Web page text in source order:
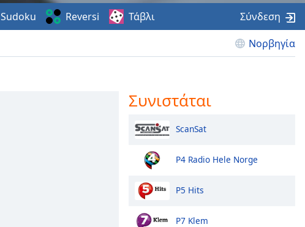
Νορβηγία
Sudoku Reversi Τάβλι Σύνδεση
Συνιστάται
ScanSat
P4 Radio Hele Norge
P5 Hits
P7 Klem